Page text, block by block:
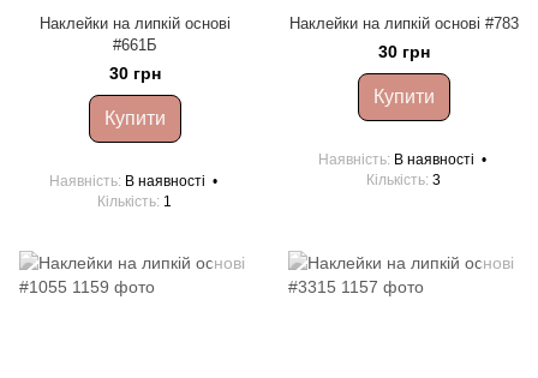
Наклейки на липкій основі
#661Б
30 грн
Купити
Наявність В наявності
Кількість 1
Наклейки на липкій основі #783
30 грн
Купити
Наявність В наявності
Кількість 3